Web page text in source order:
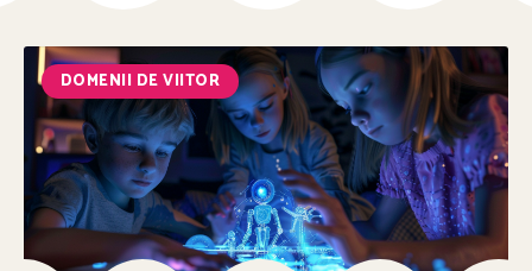
DOMENII DE VIITOR